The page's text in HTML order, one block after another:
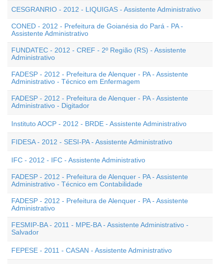
CESGRANRIO - 2012 - LIQUIGAS - Assistente Administrativo
CONED - 2012 - Prefeitura de Goianésia do Pará - PA -
Assistente Administrativo
FUNDATEC - 2012 - CREF - 2º Região (RS) - Assistente
Administrativo
FADESP - 2012 - Prefeitura de Alenquer - PA - Assistente
Administrativo - Técnico em Enfermagem
FADESP - 2012 - Prefeitura de Alenquer - PA - Assistente
Administrativo - Digitador
Instituto AOCP - 2012 - BRDE - Assistente Administrativo
FIDESA - 2012 - SESI-PA - Assistente Administrativo
IFC - 2012 - IFC - Assistente Administrativo
FADESP - 2012 - Prefeitura de Alenquer - PA - Assistente
Administrativo - Técnico em Contabilidade
FADESP - 2012 - Prefeitura de Alenquer - PA - Assistente
Administrativo
FESMIP-BA - 2011 - MPE-BA - Assistente Administrativo -
Salvador
FEPESE - 2011 - CASAN - Assistente Administrativo